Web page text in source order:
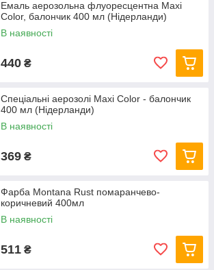
Емаль аерозольна флуоресцентна Maxi
Color, балончик 400 мл (Нідерланди)
В наявності
440 ₴
Спеціальні аерозолі Maxi Color - балончик
400 мл (Нідерланди)
В наявності
369 ₴
Фарба Montana Rust помаранчево-
коричневий 400мл
В наявності
511 ₴